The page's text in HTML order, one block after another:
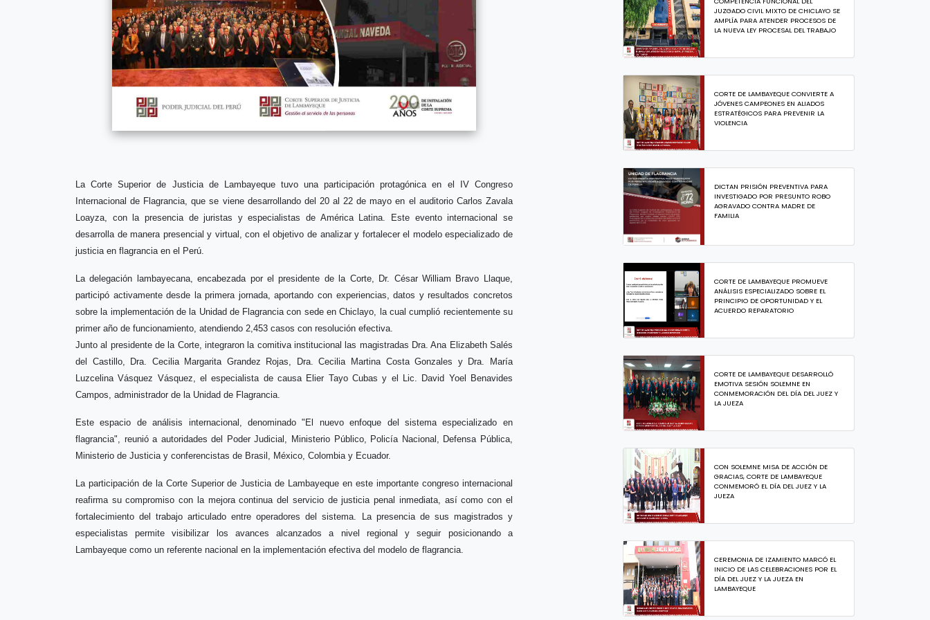
La Corte Superior de Justicia de Lambayeque tuvo una participación protagónica en el IV Congreso
Internacional de Flagrancia, que se viene desarrollando del 20 al 22 de mayo en el auditorio Carlos Zavala
Loayza, con la presencia de juristas y especialistas de América Latina. Este evento internacional se
desarrolla de manera presencial y virtual, con el objetivo de analizar y fortalecer el modelo especializado de
justicia en flagrancia en el Perú.
La delegación lambayecana, encabezada por el presidente de la Corte, Dr. César William Bravo Llaque,
participó activamente desde la primera jornada, aportando con experiencias, datos y resultados concretos
sobre la implementación de la Unidad de Flagrancia con sede en Chiclayo, la cual cumplió recientemente su
primer año de funcionamiento, atendiendo 2,453 casos con resolución efectiva.
Junto al presidente de la Corte, integraron la comitiva institucional las magistradas Dra. Ana Elizabeth Salés
del Castillo, Dra. Cecilia Margarita Grandez Rojas, Dra. Cecilia Martina Costa Gonzales y Dra. María
Luzcelina Vásquez Vásquez, el especialista de causa Elier Tayo Cubas y el Lic. David Yoel Benavides
Campos, administrador de la Unidad de Flagrancia.
Este espacio de análisis internacional, denominado "El nuevo enfoque del sistema especializado en
flagrancia", reunió a autoridades del Poder Judicial, Ministerio Público, Policía Nacional, Defensa Pública,
Ministerio de Justicia y conferencistas de Brasil, México, Colombia y Ecuador.
La participación de la Corte Superior de Justicia de Lambayeque en este importante congreso internacional
reafirma su compromiso con la mejora continua del servicio de justicia penal inmediata, así como con el
fortalecimiento del trabajo articulado entre operadores del sistema. La presencia de sus magistrados y
especialistas permite visibilizar los avances alcanzados a nivel regional y seguir posicionando a
Lambayeque como un referente nacional en la implementación efectiva del modelo de flagrancia.
JUZGADO CIVIL MIXTO DE CHICLAYO SE
AMPLÍA PARA ATENDER PROCESOS DE
LA NUEVA LEY PROCESAL DEL TRABAJO
CORTE DE LAMBAYEQUE CONVIERTE A
JÓVENES CAMPEONES EN ALIADOS
ESTRATÉGICOS PARA PREVENIR LA
VIOLENCIA
DICTAN PRISIÓN PREVENTIVA PARA
INVESTIGADO POR PRESUNTO ROBO
AGRAVADO CONTRA MADRE DE
FAMILIA
CORTE DE LAMBAYEQUE PROMUEVE
ANÁLISIS ESPECIALIZADO SOBRE EL
PRINCIPIO DE OPORTUNIDAD Y EL
ACUERDO REPARATORIO
CORTE DE LAMBAYEQUE DESARROLLÓ
EMOTIVA SESIÓN SOLEMNE EN
CONMEMORACIÓN DEL DÍA DEL JUEZ Y
LA JUEZA
CON SOLEMNE MISA DE ACCIÓN DE
GRACIAS, CORTE DE LAMBAYEQUE
CONMEMORÓ EL DÍA DEL JUEZ Y LA
JUEZA
CEREMONIA DE IZAMIENTO MARCÓ EL
INICIO DE LAS CELEBRACIONES POR EL
DÍA DEL JUEZ Y LA JUEZA EN
LAMBAYEQUE